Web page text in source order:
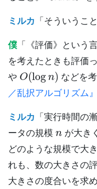
ミルカ 「そういうこと
僕 「《評価》という
を考えたときも評価
や
O(logn )
などを
／乱択アルゴリズム』
ミルカ 「実行時間の
ータの規模
n
が大き
どのような規模で大
れも、数の大きさの
大きさの度合いを求